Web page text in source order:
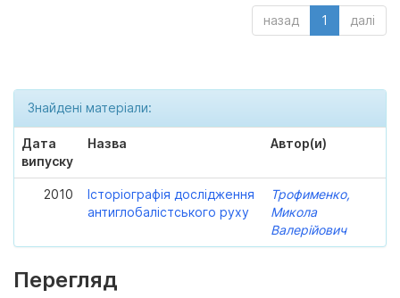
назад 1 далі
Знайдені матеріали:
Дата
випуску
Назва Автор(и)
2010
Історіографія дослідження
антиглобалістського руху
Трофименко,
Микола
Валерійович
Перегляд